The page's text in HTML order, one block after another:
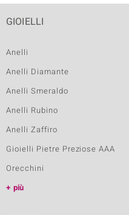
GIOIELLI
Anelli
Anelli Diamante
Anelli Smeraldo
Anelli Rubino
Anelli Zaffiro
Gioielli Pietre Preziose AAA
Orecchini
più